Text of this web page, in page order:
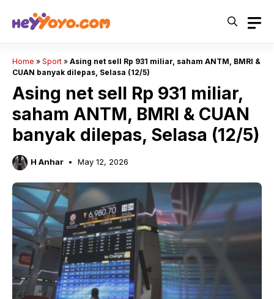
Home » Sport » Asing net sell Rp 931 miliar, saham ANTM, BMRI &
CUAN banyak dilepas, Selasa (12/5)
Asing net sell Rp 931 miliar,
saham ANTM, BMRI & CUAN
banyak dilepas, Selasa (12/5)
H Anhar May 12, 2026